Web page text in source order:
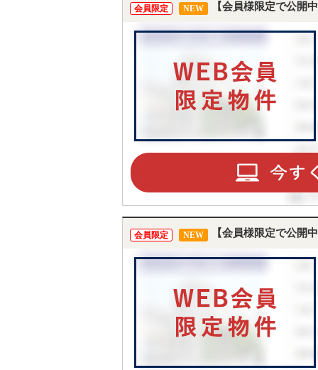
会員限定 NEW 【会員様限定で公開
会員限定 NEW 【会員様限定で公開